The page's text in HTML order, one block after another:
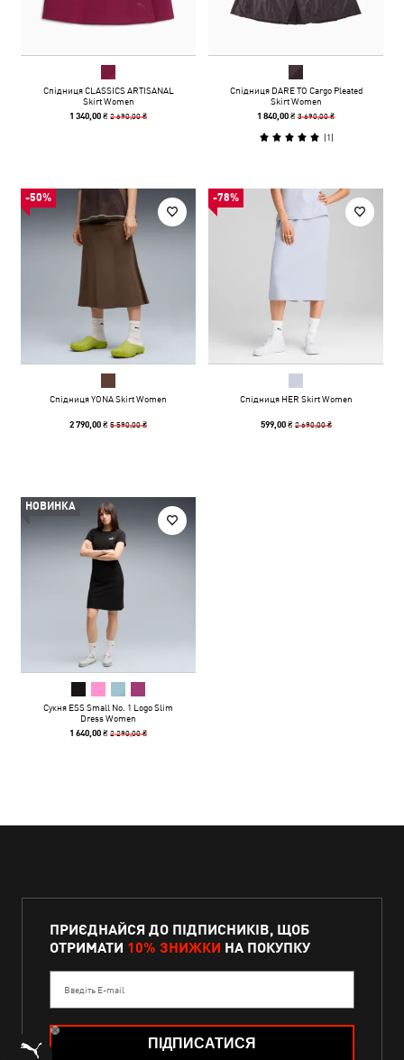
Спідниця CLASSICS ARTISANAL
Skirt Women
1 340,00 ₴2 690,00 ₴
Спідниця DARE TO Cargo Pleated
Skirt Women
1 840,00 ₴3 690,00 ₴
(1)
-50%
Спідниця YONA Skirt Women
2 790,00 ₴5 590,00 ₴
-78%
Спідниця HER Skirt Women
599,00 ₴ 2 690,00 ₴
НОВИНКА
Сукня ESS Small No. 1 Logo Slim
Dress Women
1 640,00 ₴2 290,00 ₴
ПРИЄДНАЙСЯ ДО ПІДПИСНИКІВ, ЩОБ
ОТРИМАТИ 10% ЗНИЖКИ НА ПОКУПКУ
Введіть E-mail
ПІДПИСАТИСЯ